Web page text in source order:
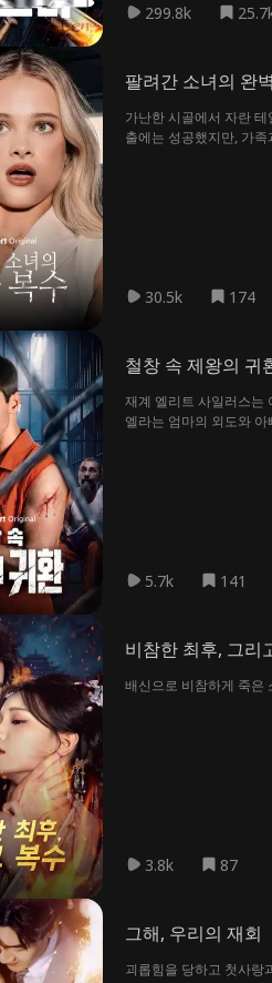
299.8k
팔려간 소녀의 완
가난한 시골에서 자란
출에는 성공했지만, 가
30.5k 174
철창 속 제왕의 귀
재계 엘리트 사일러스는
엘라는 엄마의 외도와
5.7k 141
비참한 최후, 그리
배신으로 비참하게 죽은
3.8k 87
그해, 우리의 재회
괴롭힘을 당하고 첫사랑